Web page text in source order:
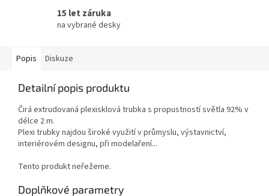
15 let záruka
na vybrané desky
Popis Diskuze
Detailní popis produktu
Čirá extrudovaná plexisklová trubka s propustností světla 92% v
délce 2 m.
Plexi trubky najdou široké využití v průmyslu, výstavnictví,
interiérovém designu, při modelaření...
Tento produkt neřežeme.
Doplňkové parametry